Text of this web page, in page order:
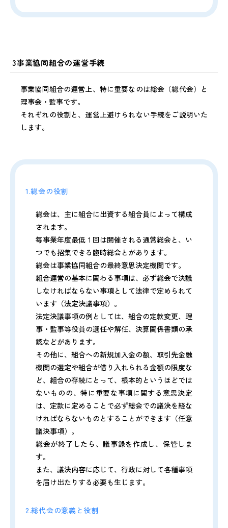
3事業協同組合の運営手続
事業協同組合の運営上、特に重要なのは総会（総代会）と
理事会・監事です。
それぞれの役割と、運営上避けられない手続をご説明いた
します。
1.総会の役割
総会は、主に組合に出資する組合員によって構成
されます。
毎事業年度最低１回は開催される通常総会と、い
つでも招集できる臨時総会とがあります。
総会は事業協同組合の最終意思決定機関です。
組合運営の基本に関わる事項は、必ず総会で決議
しなければならない事項として法律で定められて
います（法定決議事項）。
法定決議事項の例としては、組合の定款変更、理
事・監事等役員の選任や解任、決算関係書類の承
認などがあります。
その他に、組合への新規加入金の額、取引先金融
機関の選定や組合が借り入れられる金額の限度な
ど、組合の存続にとって、根本的というほどでは
ないものの、特に重要な事項に関する意思決定
は、定款に定めることで必ず総会での議決を経な
ければならないものとすることができます（任意
議決事項）。
総会が終了したら、議事録を作成し、保管しま
す。
また、議決内容に応じて、行政に対して各種事項
を届け出たりする必要も生じます。
2.総代会の意義と役割